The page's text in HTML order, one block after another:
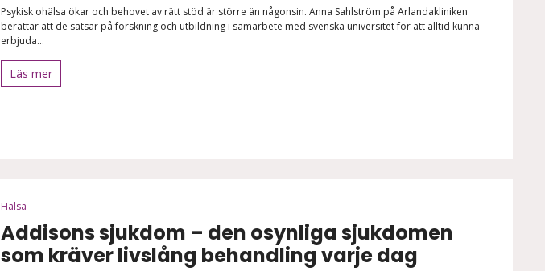
Psykisk ohälsa ökar och behovet av rätt stöd är större än någonsin. Anna Sahlström på Arlandakliniken
berättar att de satsar på forskning och utbildning i samarbete med svenska universitet för att alltid kunna
erbjuda...
Läs mer
Hälsa
Addisons sjukdom – den osynliga sjukdomen
som kräver livslång behandling varje dag